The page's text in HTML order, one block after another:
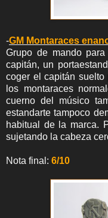
-GM Montaraces
Grupo de mando
capitán, un
coger el capitán
los montaraces
cuerno del músico
estandarte tampoco
habitual de la marca.
sujetando la cabeza
Nota final: 6/10